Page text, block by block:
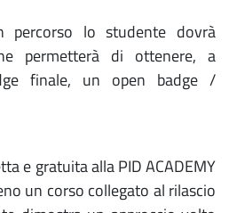
percorso lo studente dovrà
permetterà di ottenere, a
finale, un open badge /
e gratuita alla PID ACADEMY
un corso collegato al rilascio